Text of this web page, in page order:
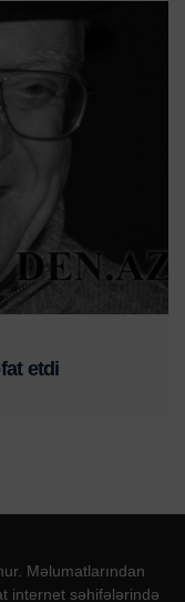
etdi
Məlumatlarından
internet səhifələrində